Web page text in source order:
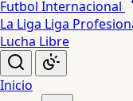
Futbol Internacional
La Liga Liga
Lucha Libre
Inicio